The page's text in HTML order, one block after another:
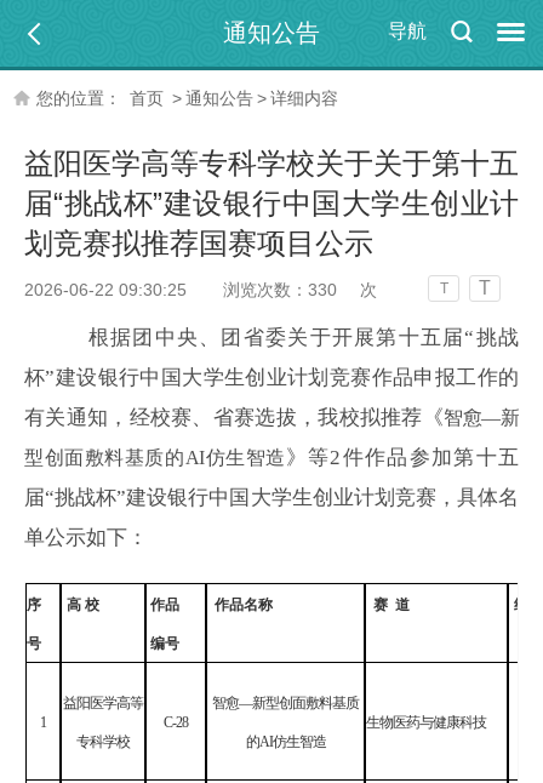
导航
通知公告
您的位置： 首页 >通知公告>详细内容
益阳医学高等专科学校关于关于第十五
届“挑战杯”建设银行中国大学生创业计
划竞赛拟推荐国赛项目公示
2026-06-22 09:30:25 浏览次数： 330 次 T T
根据团中央、团省委关于开展第十五届“挑战
杯”建设银行中国大学生创业计划竞赛作品申报工作的
有关通知，经校赛、省赛选拔，我校拟推荐《智愈—新
型创面敷料基质的AI仿生智造》等2件作品参加第十五
届“挑战杯”建设银行中国大学生创业计划竞赛，具体名
单公示如下：
序
号
高 校 作品
编号
作品名称 赛 道 组别
1
益阳医学高等
专科学校
C-28
智愈—新型创面敷料基质
的AI仿生智造
生物医药与健康科技